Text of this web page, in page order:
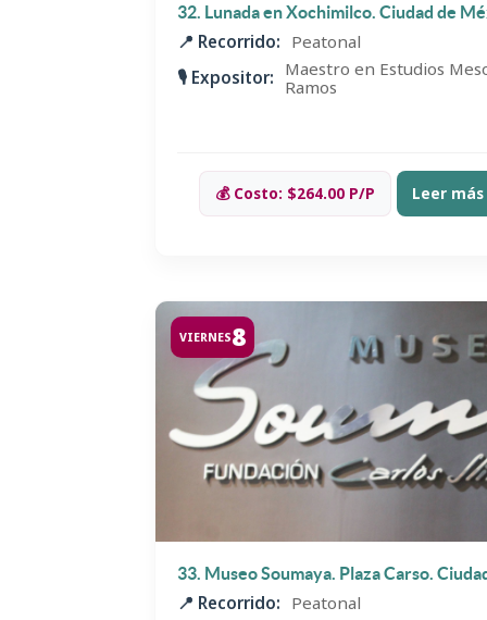
32. Lunada en Xochimilco. Ciudad de
📍 Recorrido: Peatonal
🎙️ Expositor: Maestro en Estudios
Ramos
💰 Costo: $264.00 P/P Leer más
VIERNES8
33. Museo Soumaya. Plaza Carso.
📍 Recorrido: Peatonal